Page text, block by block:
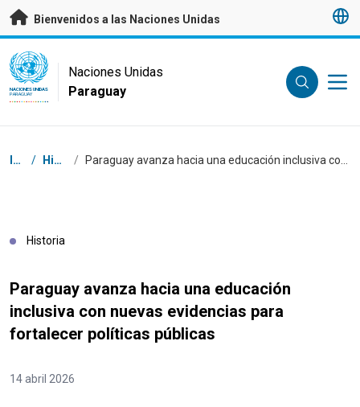
Saltar a contenido principal
Bienvenidos a las Naciones Unidas
UN Logo
NACIONES UNIDAS
PARAGUAY
Naciones Unidas
Paraguay
Coordenadas dentro de la ruta de navegación
Inicio / Historias /
Historia
Paraguay avanza hacia una educación
inclusiva con nuevas evidencias para
fortalecer políticas públicas
14 abril 2026